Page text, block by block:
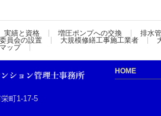
実績と資格 増圧ポンプへの交換 排水
員会の設置
大規模修繕工事施工業者
ップ
町1-17-5
HOME